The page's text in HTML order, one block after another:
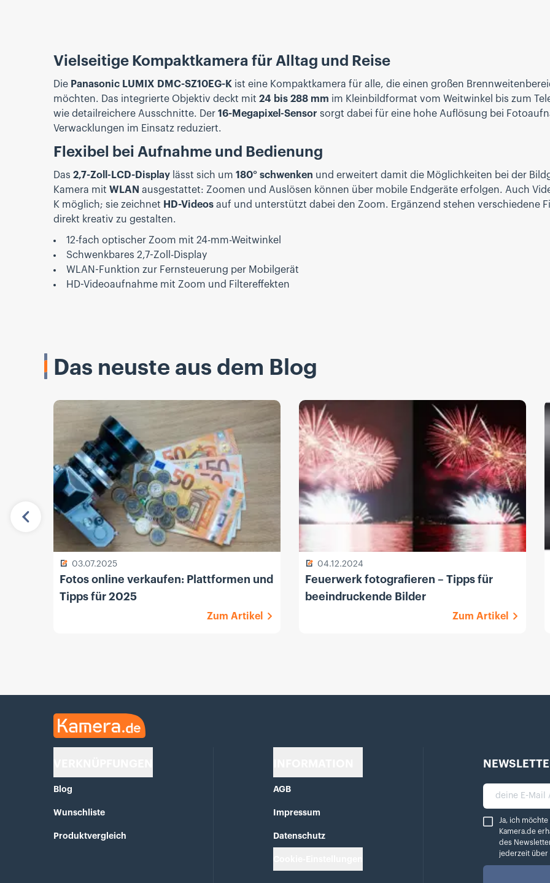
Vielseitige Kompaktkamera für Alltag und Reise
Die Panasonic LUMIX DMC-SZ10EG-K ist eine Kompaktkamera für alle, die einen großen
möchten. Das integrierte Objektiv deckt mit 24 bis 288 mm im Kleinbildformat vom Weitwinkel bis zum
wie detailreichere Ausschnitte. Der 16-Megapixel-Sensor sorgt dabei für eine hohe Auflösung bei
Verwacklungen im Einsatz reduziert.
Flexibel bei Aufnahme und Bedienung
Das 2,7-Zoll-LCD-Display lässt sich um 180° schwenken und erweitert damit die Möglichkeiten bei der
Kamera mit WLAN ausgestattet: Zoomen und Auslösen können über mobile Endgeräte erfolgen. Auch
K möglich; sie zeichnet HD-Videos auf und unterstützt dabei den Zoom. Ergänzend stehen verschiedene
direkt kreativ zu gestalten.
12-fach optischer Zoom mit 24-mm-Weitwinkel
Schwenkbares 2,7-Zoll-Display
WLAN-Funktion zur Fernsteuerung per Mobilgerät
HD-Videoaufnahme mit Zoom und Filtereffekten
Das neuste aus dem Blog
Vorherige
03.07.2025
Fotos online verkaufen: Plattformen und
Tipps für 2025
Zum Artikel
04.12.2024
Feuerwerk fotografieren – Tipps für
beeindruckende Bilder
Zum Artikel
Kamera.de
Blog
Wunschliste
Produktvergleich
AGB
Impressum
Datenschutz
deine E-Mail
Ja, ich möchte
Ja, ich
Kamera.de
des
jederzeit über